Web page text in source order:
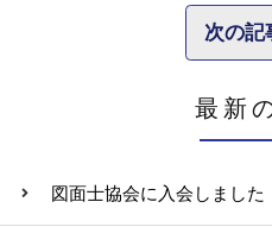
次の記
最新
図面士協会に入会しました